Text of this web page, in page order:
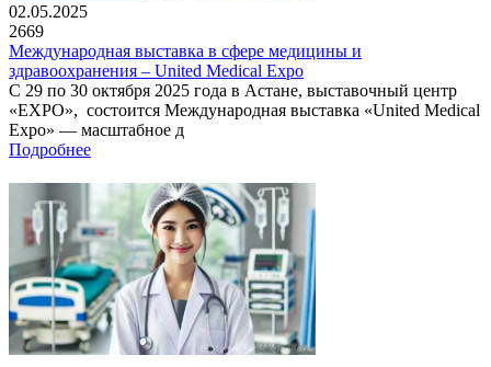
02.05.2025
2669
Международная выставка в сфере медицины и
здравоохранения – United Medical Expo
С 29 по 30 октября 2025 года в Астане, выставочный центр
«EXPO», состоится Международная выставка «United Medical
Expo» — масштабное д
Подробнее